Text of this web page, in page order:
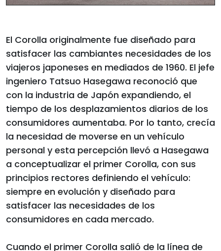
El Corolla originalmente fue diseñado para
satisfacer las cambiantes necesidades de los
viajeros japoneses en mediados de 1960. El jefe
ingeniero Tatsuo Hasegawa reconoció que
con la industria de Japón expandiendo, el
tiempo de los desplazamientos diarios de los
consumidores aumentaba. Por lo tanto, crecía
la necesidad de moverse en un vehículo
personal y esta percepción llevó a Hasegawa
a conceptualizar el primer Corolla, con sus
principios rectores definiendo el vehículo:
siempre en evolución y diseñado para
satisfacer las necesidades de los
consumidores en cada mercado.
Cuando el primer Corolla salió de la línea de